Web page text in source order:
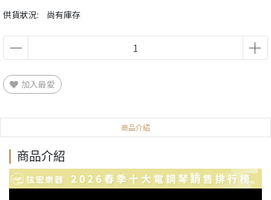
供貨狀況: 尚有庫存
加入最愛
商品介紹
商品介紹